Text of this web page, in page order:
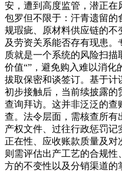
安，遭到高度监管，潜正
包罗但不限于：汗青遗留的
规瑕疵、原材料供应链的不
及劳资关系能否存有现患
质就是一个系统的风险扫
价值“”，避免购入难以消化
拔取保密和谈签订。基于计
初步接触后，当前续披露
查询拜访。这并非泛泛的查
查。法令层面，需核查所有
产权文件、过往行政惩罚
正在性、应收账款质量及对
则需评估出产工艺的合规
方的不变性以及分销渠道的